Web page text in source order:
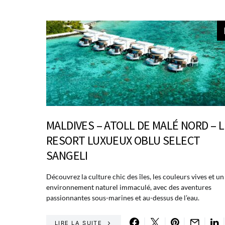
MALDIVES – ATOLL DE MALÉ NORD –
RESORT LUXUEUX OBLU SELECT
SANGELI
Découvrez la culture chic des îles, les couleurs vives et un
environnement naturel immaculé, avec des aventures
passionnantes sous-marines et au-dessus de l’eau.
LIRE LA SUITE